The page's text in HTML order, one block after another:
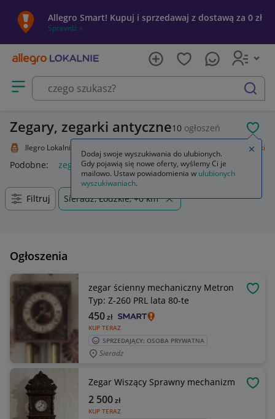
Allegro Smart! Kupuj i sprzedawaj z dostawą za 0 zł
Sprawdź »
Otwórz menu z kategoriami
szukaj
Zegary, zegarki antyczne10 ogłoszeń
Allegro Lokalnie Zegary, zegarki
Podobne: zegary i zegarki zegar
Filtruj Sieradz, Łódzkie, +0 km
Ogłoszenia
zegar ścienny mechaniczny Metron
Typ: Z-260 PRL lata 80-te
KUP TERAZ
450zł
SPRZEDAJĄCY: OSOBA PRYWATNA
Sieradz
Zegar Wiszący Sprawny mechanizm
KUP TERAZ
2 500zł
Dodaj swoje wyszukiwania do ulubionych.
Gdy pojawią się nowe oferty, wyślemy Ci je
mailowo. Ustaw powiadomienia w ulubionych
wyszukiwaniach.